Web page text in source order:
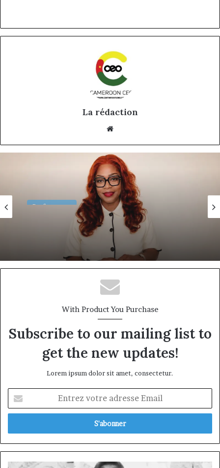
La rédaction
Performance
il y a 4 semaines
Madeleine Ndoh Nyaka Ngam : le choix du
retour, la volonté de servir
With Product You Purchase
Subscribe to our mailing list to
get the new updates!
Lorem ipsum dolor sit amet, consectetur.
votre
adresse
Le